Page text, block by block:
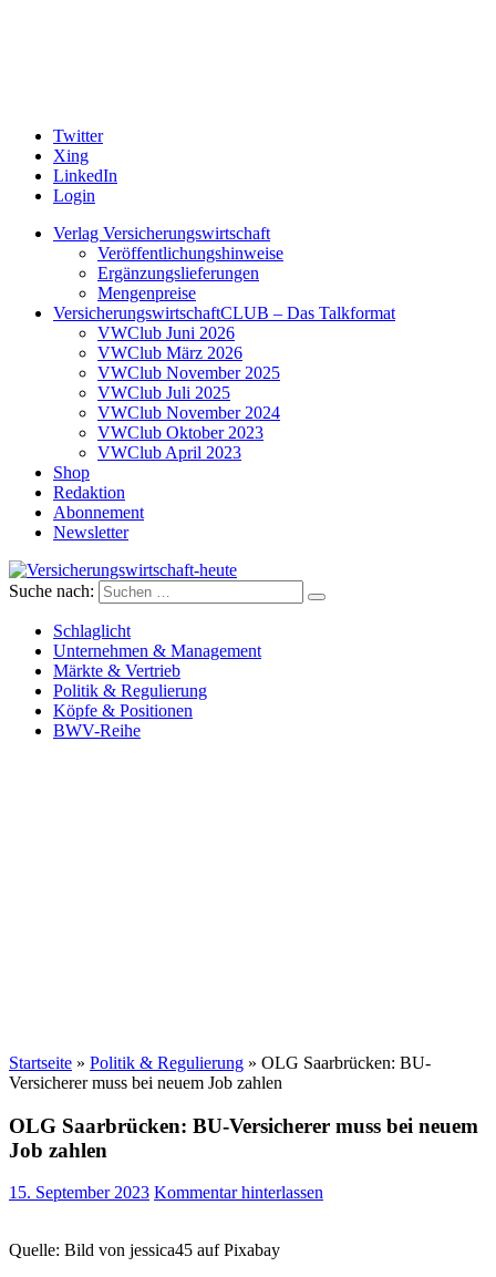
Twitter
Xing
LinkedIn
Login
Verlag Versicherungswirtschaft
Veröffentlichungshinweise
Ergänzungslieferungen
Mengenpreise
VersicherungswirtschaftCLUB – Das Talkformat
VWClub Juni 2026
VWClub März 2026
VWClub November 2025
VWClub Juli 2025
VWClub November 2024
VWClub Oktober 2023
VWClub April 2023
Shop
Redaktion
Abonnement
Newsletter
Versicherungswirtschaft-heute
Suche nach:
Schlaglicht
Unternehmen & Management
Märkte & Vertrieb
Politik & Regulierung
Köpfe & Positionen
BWV-Reihe
Startseite » Politik & Regulierung » OLG Saarbrücken: BU-
Versicherer muss bei neuem Job zahlen
OLG Saarbrücken: BU-Versicherer muss bei neuem
Job zahlen
15. September 2023 Kommentar hinterlassen
Quelle: Bild von jessica45 auf Pixabay